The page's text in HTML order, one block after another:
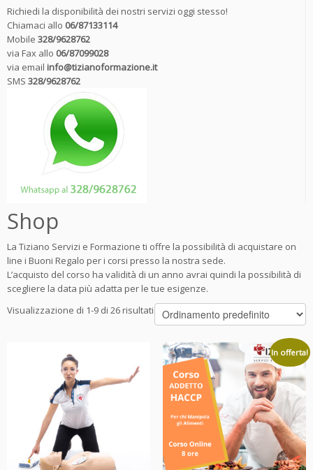
Richiedi la disponibilità dei nostri servizi oggi stesso!
Chiamaci allo 06/87133114
Mobile 328/9628762
via Fax allo 06/87099028
via email info@tizianoformazione.it
SMS 328/9628762
Shop
La Tiziano Servizi e Formazione ti offre la possibilità di acquistare on
line i Buoni Regalo per i corsi presso la nostra sede.
L’acquisto del corso ha validità di un anno avrai quindi la possibilità di
scegliere la data più adatta per le tue esigenze.
Visualizzazione di 1-9 di 26 risultati
In offerta!